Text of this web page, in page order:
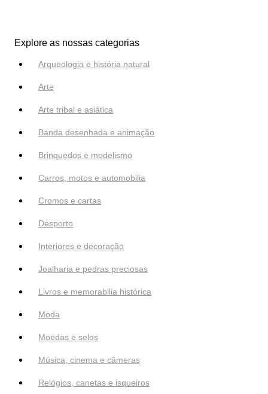
Explore as nossas categorias
Arqueologia e história natural
Arte
Arte tribal e asiática
Banda desenhada e animação
Brinquedos e modelismo
Carros, motos e automobilia
Cromos e cartas
Desporto
Interiores e decoração
Joalharia e pedras preciosas
Livros e memorabilia histórica
Moda
Moedas e selos
Música, cinema e câmeras
Relógios, canetas e isqueiros